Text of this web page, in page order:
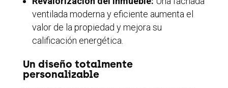
ventilada moderna y eficiente aumenta el
valor de la propiedad y mejora su
calificación energética.
Un diseño totalmente
personalizable